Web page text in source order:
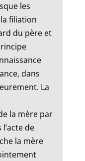
les
filiation
du père et
dans
La
la mère par
de
la mère